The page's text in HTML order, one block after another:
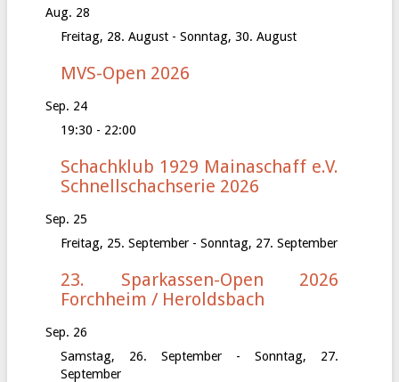
Aug. 28
Freitag, 28. August -Sonntag, 30. August
MVS-Open 2026
Sep. 24
19:30 - 22:00
Schachklub 1929 Mainaschaff e.V.
Schnellschachserie 2026
Sep. 25
Freitag, 25. September -Sonntag, 27. September
23. Sparkassen-Open 2026
Forchheim / Heroldsbach
Sep. 26
Samstag, 26. September - Sonntag, 27.
September